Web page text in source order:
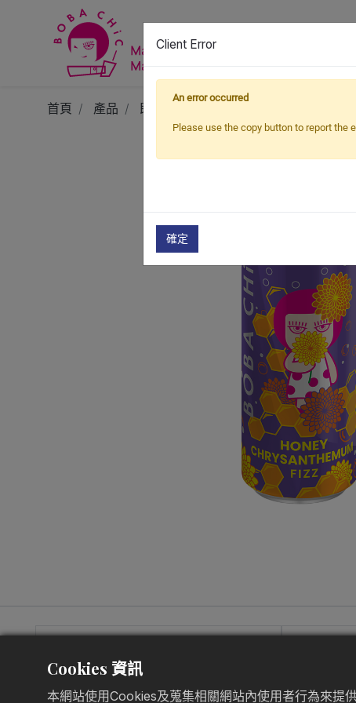
首頁 產品 即飲
Cookies 資訊
本網站使用Cookies及蒐集相關網站內使用者行為來提
Client Error
An error occurred
Please use the copy button to report the
確定